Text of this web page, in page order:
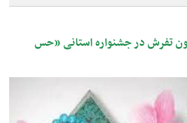
تفرش در جشنواره استانی «حس